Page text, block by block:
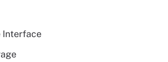
Interface